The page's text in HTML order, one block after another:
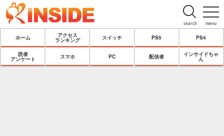
menu
search
ホーム
アクセス
ランキング
スイッチ PS5 PS4
読者
アンケート
スマホ PC 配信者
インサイドちゃ
ん